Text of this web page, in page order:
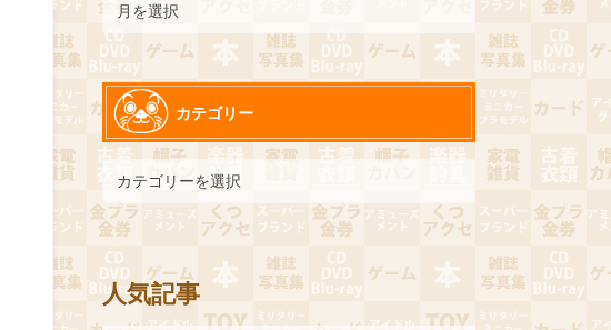
カテゴリー
人気記事